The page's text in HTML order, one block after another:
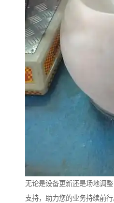
无论是设备更新还是场地调
支持，助力您的业务持续前行